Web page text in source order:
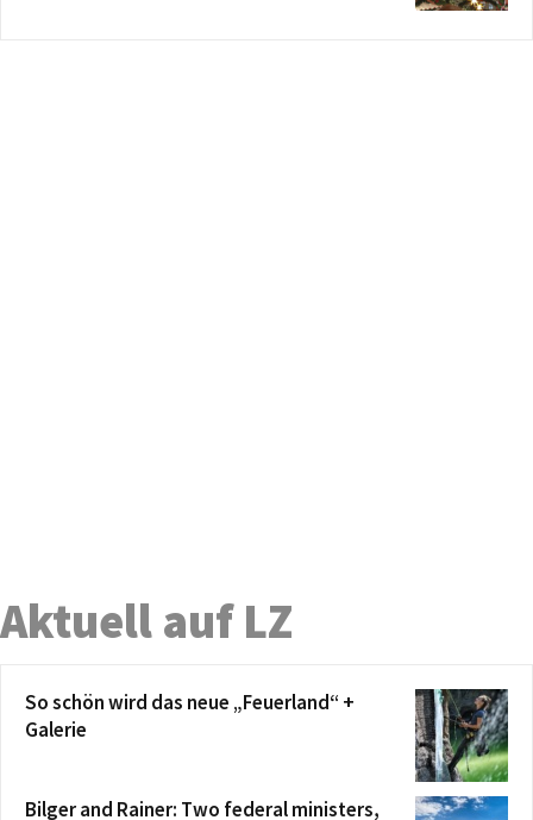
Aktuell auf LZ
So schön wird das neue „Feuerland“ +
Galerie
Bilger and Rainer: Two federal ministers,